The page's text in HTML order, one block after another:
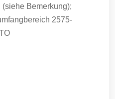
Bemerkung);
2575-